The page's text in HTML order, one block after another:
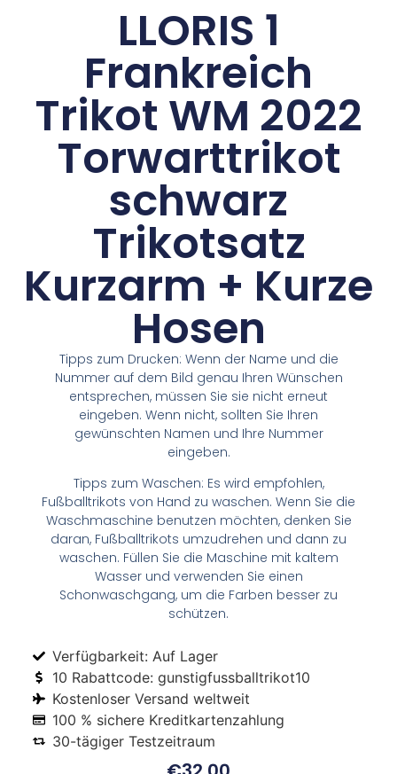
LLORIS 1
Frankreich
Trikot WM 2022
Torwarttrikot
schwarz
Trikotsatz
Kurzarm + Kurze
Hosen
Tipps zum Drucken: Wenn der Name und die
Nummer auf dem Bild genau Ihren Wünschen
entsprechen, müssen Sie sie nicht erneut
eingeben. Wenn nicht, sollten Sie Ihren
gewünschten Namen und Ihre Nummer
eingeben.
Tipps zum Waschen: Es wird empfohlen,
Fußballtrikots von Hand zu waschen. Wenn Sie die
Waschmaschine benutzen möchten, denken Sie
daran, Fußballtrikots umzudrehen und dann zu
waschen. Füllen Sie die Maschine mit kaltem
Wasser und verwenden Sie einen
Schonwaschgang, um die Farben besser zu
schützen.
Verfügbarkeit: Auf Lager
10 Rabattcode: gunstigfussballtrikot10
Kostenloser Versand weltweit
100 % sichere Kreditkartenzahlung
30-tägiger Testzeitraum